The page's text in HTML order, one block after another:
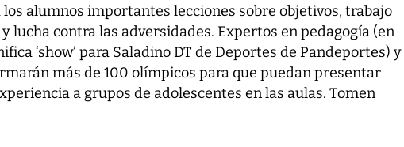
los alumnos importantes lecciones sobre objetivos, trabajo
lucha contra las adversidades. Expertos en pedagogía (en
‘show’ para Saladino DT de Deportes de Pandeportes) y
más de 100 olímpicos para que puedan presentar
a grupos de adolescentes en las aulas. Tomen